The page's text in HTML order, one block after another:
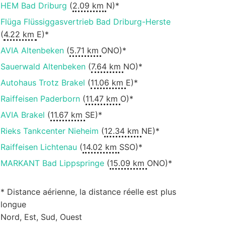
HEM Bad Driburg (2.09 km N)*
Flüga Flüssiggasvertrieb Bad Driburg-Herste
(4.22 km E)*
AVIA Altenbeken(5.71 km ONO)*
Sauerwald Altenbeken(7.64 km NO)*
Autohaus Trotz Brakel (11.06 km E)*
Raiffeisen Paderborn(11.47 km O)*
AVIA Brakel (11.67 km SE)*
Rieks Tankcenter Nieheim (12.34 km NE)*
Raiffeisen Lichtenau (14.02 km SSO)*
MARKANT Bad Lippspringe(15.09 km ONO)*
* Distance aérienne, la distance réelle est plus
longue
Nord, Est, Sud, Ouest